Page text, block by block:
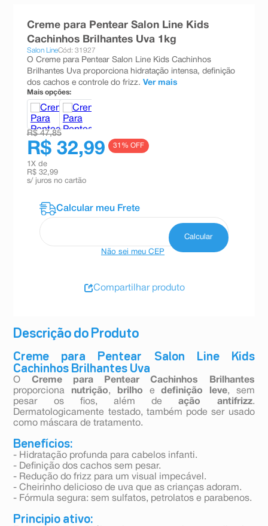
Descrição do Produto
Creme para Pentear Salon Line Kids
Cachinhos Brilhantes Uva
O Creme para Pentear Cachinhos Brilhantes
proporciona nutrição, brilho edefinição leve, sem
pesar os fios, além deação antifrizz.
Dermatologicamente testado, também pode ser usado
como máscara de tratamento.
Benefícios:
- Hidratação profunda para cabelos infanti.
- Definição dos cachos sem pesar.
- Redução do frizz para um visual impecável.
- Cheirinho delicioso de uva que as crianças adoram.
- Fórmula segura: sem sulfatos, petrolatos e parabenos.
Principio ativo:
Creme para Pentear Salon Line Kids
Cachinhos Brilhantes Uva 1kg
Salon LineCód: 31927
O Creme para Pentear Salon Line Kids Cachinhos
Brilhantes Uva proporciona hidratação intensa, definição
dos cachos e controle do frizz. Ver mais
Mais opções:
R$ 47,85
R$ 32,99 31 % OFF
1 X de
R$ 32,99
s/ juros no cartão
Não sei meu CEP
Compartilhar produto
teste gravidez
10ºesmalte